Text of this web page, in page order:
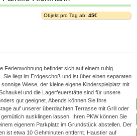
Objekt pro Tag ab: 45€
Ferienwohnung befindet sich auf einem ruhig
Sie liegt im Erdgeschoß und ist über einen separaten
Wiese, der kleine eigene Kinderspielplatz mit
und die Lagerfeuerstätte sind für unsere
gut geeignet. Abends können Sie Ihre
auf unserer überdachten Terrasse mit Grill oder
ausklingen lassen. Ihren PKW können Sie
eigenem Parkplatz im Grundstück abstellen. Der
ist etwa 10 Gehminuten entfernt. Haustier auf